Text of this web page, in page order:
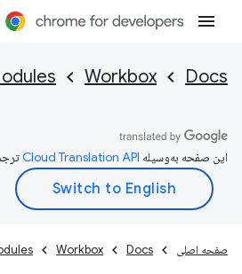
Docs
Workbox
این صفحه به‌وسیله
صفحه اصلی Docs
Workbox